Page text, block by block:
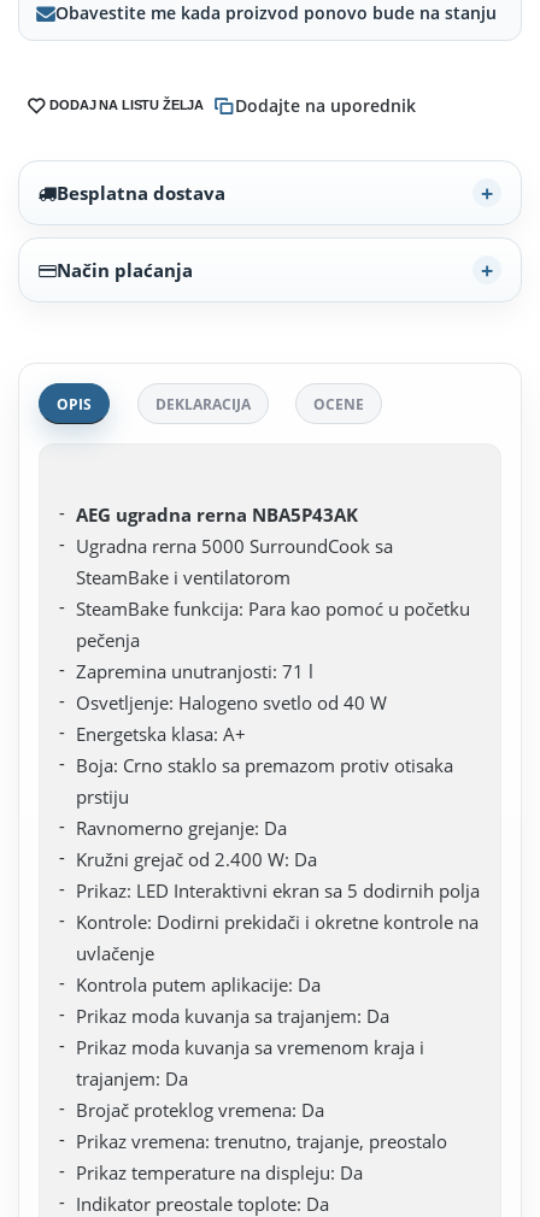
Obavestite me kada proizvod ponovo bude na stanju
DODAJ NA LISTU ŽELJA Dodajte na uporednik
Besplatna dostava
Način plaćanja
OPIS DEKLARACIJA OCENE
AEG ugradna rerna NBA5P43AK
Ugradna rerna 5000 SurroundCook sa
SteamBake i ventilatorom
SteamBake funkcija: Para kao pomoć u početku
pečenja
Zapremina unutranjosti: 71 l
Osvetljenje: Halogeno svetlo od 40 W
Energetska klasa: A+
Boja: Crno staklo sa premazom protiv otisaka
prstiju
Ravnomerno grejanje: Da
Kružni grejač od 2.400 W: Da
Prikaz: LED Interaktivni ekran sa 5 dodirnih polja
Kontrole: Dodirni prekidači i okretne kontrole na
uvlačenje
Kontrola putem aplikacije: Da
Prikaz moda kuvanja sa trajanjem: Da
Prikaz moda kuvanja sa vremenom kraja i
trajanjem: Da
Brojač proteklog vremena: Da
Prikaz vremena: trenutno, trajanje, preostalo
Prikaz temperature na displeju: Da
Indikator preostale toplote: Da